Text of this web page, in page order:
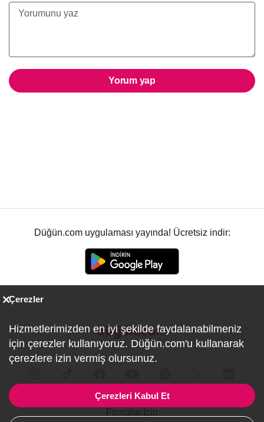
Yorum yap
Düğün.com uygulaması yayında! Ücretsiz indir:
Çerezler
Hizmetlerimizden en iyi şekilde faydalanabilmeniz
için çerezler kullanıyoruz. Düğün.com'u kullanarak
çerezlere izin vermiş olursunuz.
Çerezleri Kabul Et